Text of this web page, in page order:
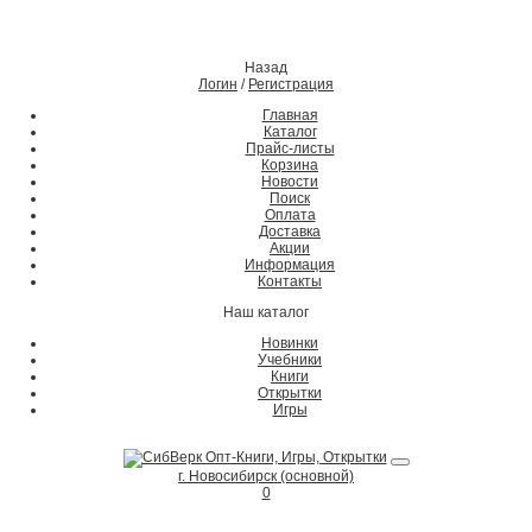
Назад
Логин / Регистрация
Главная
Каталог
Прайс-листы
Корзина
Новости
Поиск
Оплата
Доставка
Акции
Информация
Контакты
Наш каталог
Новинки
Учебники
Книги
Открытки
Игры
г. Новосибирск (основной)
0